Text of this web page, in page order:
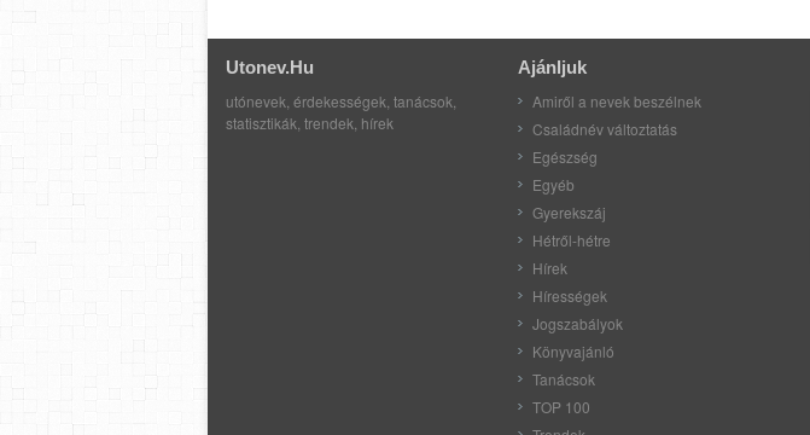
Utonev.hu
utónevek, érdekességek, tanácsok,
statisztikák, trendek, hírek
Ajánljuk
Amiről a nevek beszélnek
Családnév változtatás
Egészség
Egyéb
Gyerekszáj
Hétről-hétre
Hírek
Hírességek
Jogszabályok
Könyvajánló
Tanácsok
TOP 100